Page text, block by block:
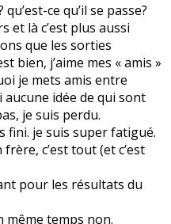
ce qu’il se passe?
et là c’est plus aussi
que les sorties
bien, j’aime mes « amis »
je mets amis entre
aucune idée de qui sont
je suis perdu.
fini. je suis super fatigué.
c’est tout (et c’est
pour les résultats du
même temps non.